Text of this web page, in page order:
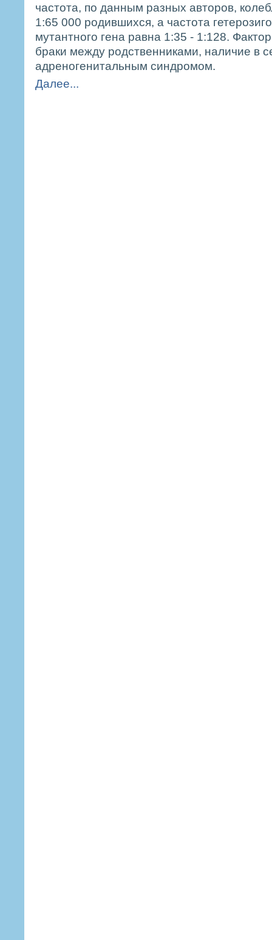
частота, по данным разных авторов,
1:65 000 родившихся, а частота
мутантного гена равна 1:35 - 1:128.
браки между родственниками, наличие в
адреногенитальным синдромом.
Далее...